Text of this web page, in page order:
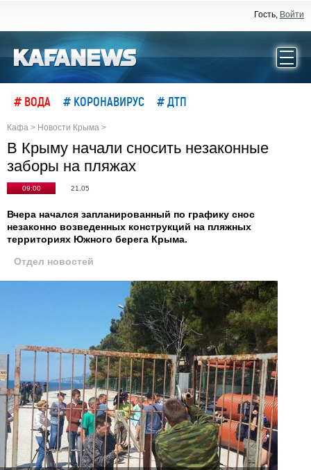
Гость, Войти
# ВОДА # КОРОНАВИРУС # ДТП
Кафа > Новости Крыма >
В Крыму начали сносить незаконные
заборы на пляжах
09:00 21.05
Вчера начался запланированный по графику снос
незаконно возведенных конструкций на пляжных
территориях Южного берега Крыма.
Отдел новостей